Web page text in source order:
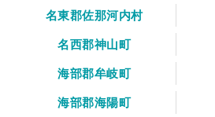
名東郡佐那河内村
名西郡神山町
海部郡牟岐町
海部郡海陽町